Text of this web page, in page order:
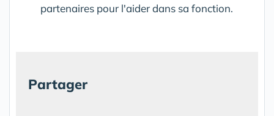
partenaires pour l'aider dans sa fonction.
Partager